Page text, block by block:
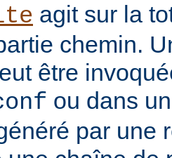
agit sur la
chemin.
être
ou dans
par une